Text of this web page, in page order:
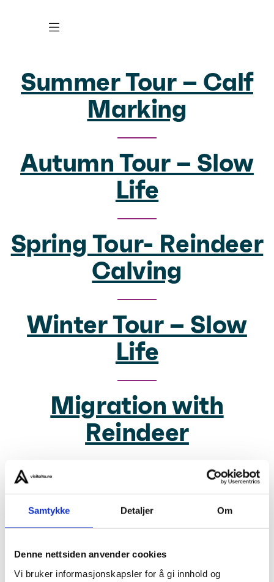
Samtykke Detaljer Om
Denne nettsiden anvender cookies
Vi bruker informasjonskapsler for å gi innhold og
Summer Tour – Calf
Marking
Autumn Tour – Slow
Life
Spring Tour- Reindeer
Calving
Winter Tour – Slow
Life
Migration with
Reindeer
ATV Safari with Sami
Culture
Kennel Visit